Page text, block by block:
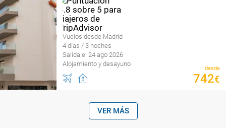
Vuelos desde Madrid
4 días / 3 noches
Salida el 24 ago 2026
Alojamiento y desayuno
desde
742€
VER MÁS